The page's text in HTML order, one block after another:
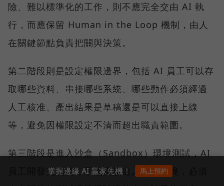
險、難以標準化的工作，則不應完全交由 AI 執
行，而應保留 Human in the Loop 機制，由人
在關鍵節點負責把關與決策。
第二階段則是設定權限邊界，包括 AI 員工可以存
取哪些資料、串接哪些系統、哪些動作必須經過
人工核准、產出結果是草稿還是可以直接上線
等，避免因權限設定不清而超出職責範圍。
第三階段是進入沙盒（Sandbox）環境測試，AI
員工開發完成後，不能直接進入正式環境，必須
掌握邊緣 AI 贏家先機！ 馬上預約